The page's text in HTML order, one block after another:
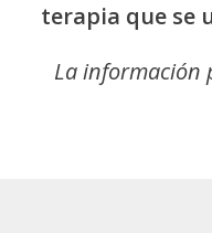
terapia que se
La información